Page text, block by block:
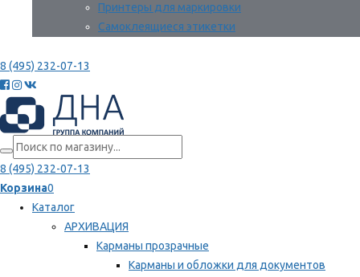
Принтеры для маркировки
Самоклеящиеся этикетки
8 (495) 232-07-13
8 (495) 232-07-13
Корзина0
Каталог
АРХИВАЦИЯ
Карманы прозрачные
Карманы и обложки для документов